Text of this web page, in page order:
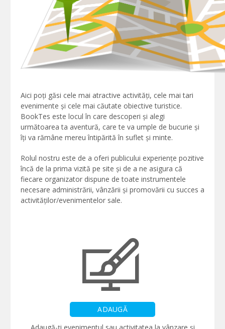
Aici poți găsi cele mai atractive activități, cele mai tari
evenimente și cele mai căutate obiective turistice.
BookTes este locul în care descoperi și alegi
următoarea ta aventură, care te va umple de bucurie și
îți va rămâne mereu întipărită în suflet și minte.
Rolul nostru este de a oferi publicului experiențe pozitive
încă de la prima vizită pe site și de a ne asigura că
fiecare organizator dispune de toate instrumentele
necesare administrării, vânzării și promovării cu succes a
activităților/evenimentelor sale.
ADAUGĂ